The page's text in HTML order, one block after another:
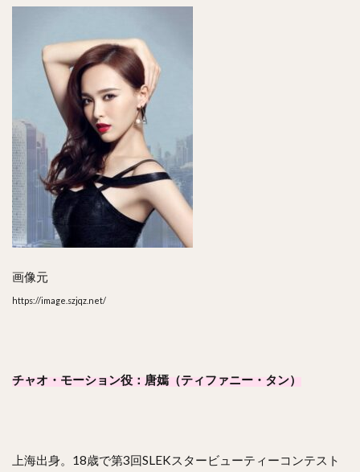
画像元
https://image.szjqz.net/
チャオ・モーション役：唐嫣（ティファニー・タン）
上海出身。18歳で第3回SLEKスタービューティーコンテスト